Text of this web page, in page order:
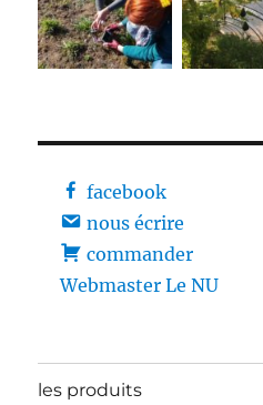
facebook
nous écrire
commander
Webmaster Le NU
les produits